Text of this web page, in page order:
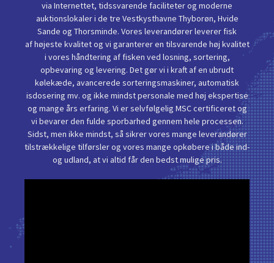
via Internettet, tidssvarende faciliteter og moderne
auktionslokaler i de tre Vestkysthavne Thyborøn, Hvide
Sande og Thorsminde. Vores leverandører leverer fisk
af højeste kvalitet og vi garanterer en tilsvarende høj kvalitet
i vores håndtering af fisken ved losning, sortering,
opbevaring og levering. Det gør vi i kraft af en ubrudt
kølekæde, avancerede sorteringsmaskiner, automatisk
isdosering mv. og ikke mindst personale med høj ekspertise
og mange års erfaring. Vi er selvfølgelig MSC certificeret og
vi bevarer den fulde sporbarhed gennem hele processen.
Sidst, men ikke mindst, så sikrer vores mange leverandører
tilstrækkelige tilførsler og vores mange opkøbere i både ind-
og udland, at vi altid får den bedst mulige pris.